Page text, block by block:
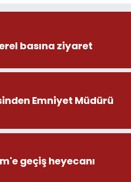
basına ziyaret
Emniyet Müdürü
geçiş heyecanı